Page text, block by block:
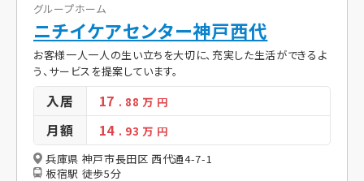
グループホーム
ニチイケアセンター神戸西代
お客様一人一人の生い立ちを大切に、充実した生活ができるよ
う、サービスを提案しています。
入居 17 . 88万 円
月額 14 . 93万 円
兵庫県 神戸市長田区 西代通4-7-1
板宿駅 徒歩5分